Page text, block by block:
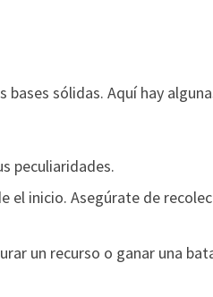
sólidas. Aquí hay
peculiaridades.
el inicio. Asegúrate de
un recurso o ganar una